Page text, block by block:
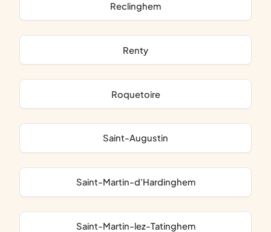
Reclinghem
Renty
Roquetoire
Saint-Augustin
Saint-Martin-d'Hardinghem
Saint-Martin-lez-Tatinghem